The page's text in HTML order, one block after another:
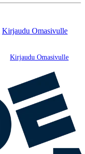
Kirjaudu Omasivulle
Kirjaudu Omasivulle